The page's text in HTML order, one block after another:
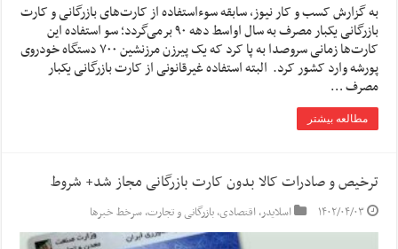
به گزارش کسب و کار نیوز، سابقه سوءاستفاده از کارت‌های بازرگانی و کارت
بازرگانی یکبار مصرف به سال اواسط دهه ۹۰ برمی‌گردد؛ سو استفاده این
کارت‌ها زمانی سروصدا به پا کرد که یک پیرزن مرزنشین ۷۰۰ دستگاه خودروی
پورشه وارد کشور کرد. البته استفاده غیرقانونی از کارت بازرگانی یکبار
مصرف …
مطالعه بیشتر
ترخیص و صادرات کالا بدون کارت بازرگانی مجاز شد+ شروط
۱۴۰۲/۰۴/۰۳ اسلایدر,اقتصادی,بازرگانی و تجارت,سرخط خبرها